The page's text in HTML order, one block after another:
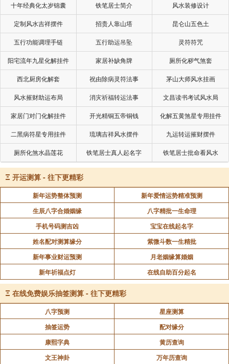
十年经典化太岁锦囊 铁笔居士简介 风水装修设计
定制风水吉祥摆件 招贵人靠山塔 昆仑山五色土
五行功能调理手链 五行助运吊坠 灵符符咒
阳宅流年九星化解挂件 家居补缺角牌 厕所化秽气煞套
西北厨房化解套 祝由除病灵符法事 茅山大师风水挂画
风水摧财助运布局 消灾祈福转运法事 文昌读书考试风水局
家居门对门化解挂件 开光精铜五帝铜钱 化解五黄煞星专用挂件
二黑病符星专用挂件 琉璃吉祥风水摆件 九运转运摧财摆件
厕所化煞水晶莲花 铁笔居士真人起名字 铁笔居士批命看风水
Ξ 开运测算 - 往下更精彩
新年运势整体预测
新年爱情运势精准预测
生辰八字合婚姻缘
八字精批一生命理
手机号码测吉凶
宝宝在线起名字
姓名配对测算缘分
紫微斗数一生精批
新年事业财运预测
月老姻缘算婚姻
新年祈福点灯
在线自助百分起名
Ξ 在线免费娱乐抽签测算 - 往下更精彩
八字预测
星座测算
抽签运势
配对缘分
康熙字典
黄历查询
文王神卦
万年历查询